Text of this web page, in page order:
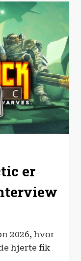
er
2026, hvor
hjerte fik